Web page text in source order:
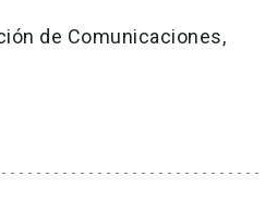
de Comunicaciones,